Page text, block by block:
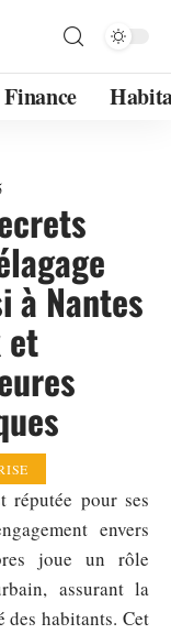
Finance
à Nantes
et
réputée pour ses
envers
joue un rôle
assurant la
des habitants. Cet